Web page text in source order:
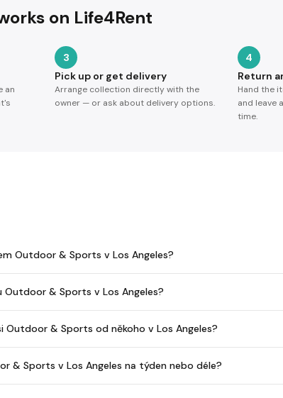
on Life4Rent
an
3
Pick up or get delivery
Arrange collection directly with the
owner — or ask about delivery options.
4
Return
Hand the
and leave
time.
Outdoor & Sports v Los Angeles?
Outdoor & Sports v Los Angeles?
Outdoor & Sports od někoho v Los Angeles?
& Sports v Los Angeles na týden nebo déle?